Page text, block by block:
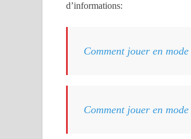
d’informations:
Comment jouer en
Comment jouer en